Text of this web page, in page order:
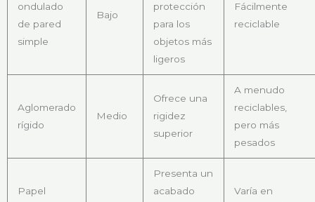
ondulado
de pared
simple
Bajo
protección
para los
objetos más
ligeros
Fácilmente
reciclable
Aglomerado
rígido
Medio
Ofrece una
rigidez
superior
A menudo
reciclables,
pero más
pesados
Papel
Presenta un
acabado
Varía en